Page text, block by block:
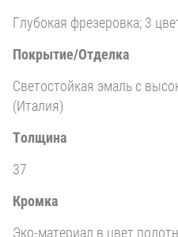
Глубокая фрезеровка; 3
Покрытие/Отделка
Светостойкая эмаль с
(Италия)
Толщина
37
Кромка
Эко-материал в цвет